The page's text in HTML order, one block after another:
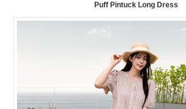
Puff Pintuck Long Dress